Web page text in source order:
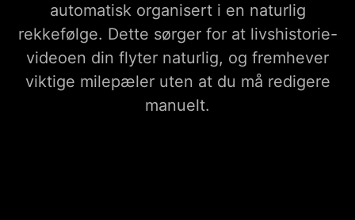
automatisk organisert i en naturlig
rekkefølge. Dette sørger for at livshistorie-
videoen din flyter naturlig, og fremhever
viktige milepæler uten at du må redigere
manuelt.